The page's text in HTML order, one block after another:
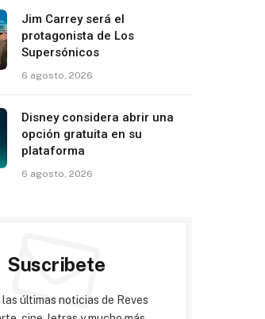
Jim Carrey será el
protagonista de Los
Supersónicos
6 agosto, 2026
Disney considera abrir una
opción gratuita en su
plataforma
6 agosto, 2026
Suscribete
las últimas noticias de Reves